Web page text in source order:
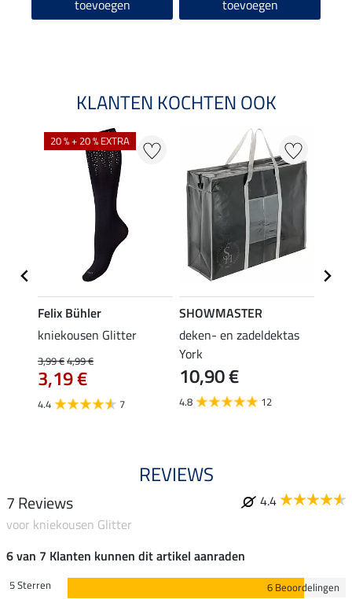
toevoegen toevoegen
KLANTEN KOCHTEN OOK
20 % + 20 % EXTRA
Felix Bühler
kniekousen Glitter
3,99 €4,99 €
3,19 €
4.4 7
SHOWMASTER
deken- en zadeldektas
York
10,90 €
4.8 12
REVIEWS
7 Reviews
4.4
voor kniekousen Glitter
6 van 7 Klanten kunnen dit artikel aanraden
5 Sterren
6 Beoordelingen